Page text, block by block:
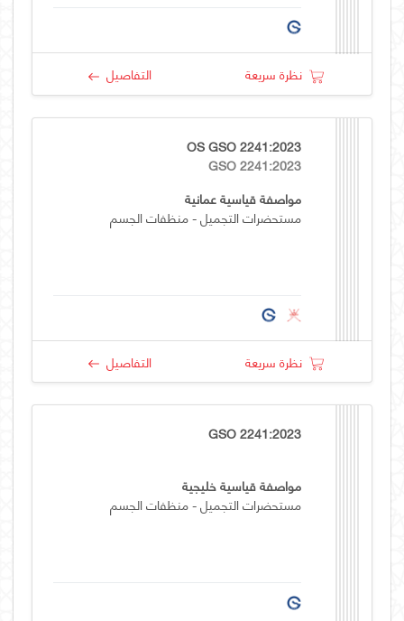
نظرة سريعة التفاصيل
OS GSO 2241:2023
GSO 2241:2023
مواصفة قياسية عمانية
مستحضرات التجميل - منظفات الجسم
نظرة سريعة التفاصيل
GSO 2241:2023
مواصفة قياسية خليجية
مستحضرات التجميل - منظفات الجسم